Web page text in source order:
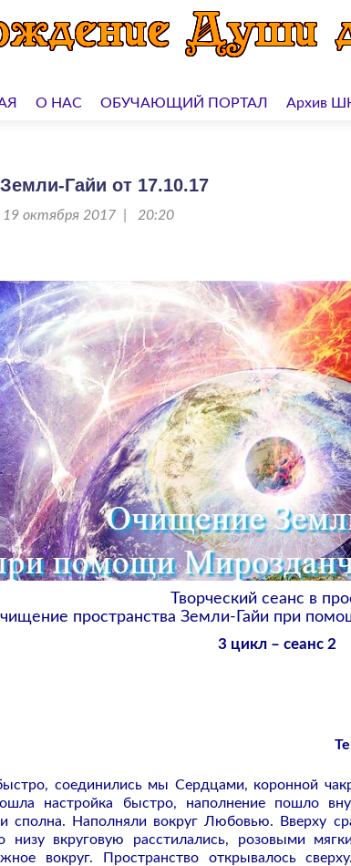
О НАС ОБУЧАЮЩИЙ ПОРТАЛ Архив
Гайи от 17.10.17
19 октября 2017 | 20:20
Творческий сеанс в
пространства Земли-Гайи при
3 цикл – сеанс 2
соединились мы Сердцами, коронной
настройка быстро, наполнение пошло
сполна. Наполняли вокруг Любовью. Вверху
низу вкруговую расстилались, розовыми
вокруг. Пространство открывалось